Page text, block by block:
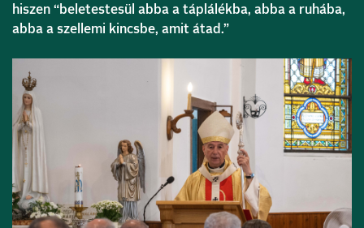
hiszen “beletestesül abba a táplálékba, abba a ruhába,
abba a szellemi kincsbe, amit átad.”